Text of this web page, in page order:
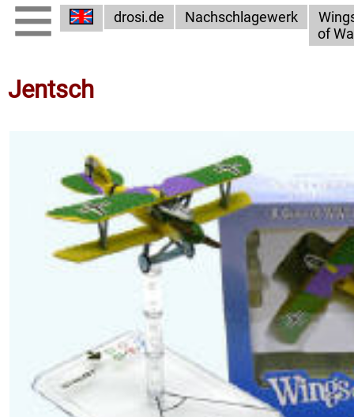
drosi.de Nachschlagewerk
of
Jentsch